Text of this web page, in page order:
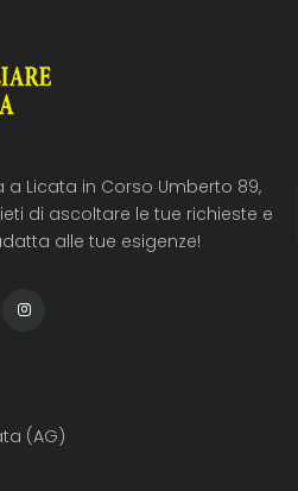
a Licata in Corso Umberto 89,
di ascoltare le tue richieste e
alle tue esigenze!
(AG)